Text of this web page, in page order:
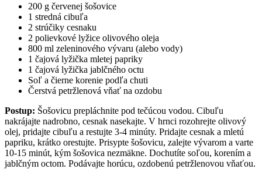
200 g červenej šošovice
1 stredná cibuľa
2 strúčiky cesnaku
2 polievkové lyžice olivového oleja
800 ml zeleninového vývaru (alebo vody)
1 čajová lyžička mletej papriky
1 čajová lyžička jablčného octu
Soľ a čierne korenie podľa chuti
Čerstvá petržlenová vňať na ozdobu
Postup: Šošovicu prepláchnite pod tečúcou vodou. Cibuľu
nakrájajte nadrobno, cesnak nasekajte. V hrnci rozohrejte olivový
olej, pridajte cibuľu a restujte 3-4 minúty. Pridajte cesnak a mletú
papriku, krátko orestujte. Prisypte šošovicu, zalejte vývarom a varte
10-15 minút, kým šošovica nezmäkne. Dochutíte soľou, korením a
jablčným octom. Podávajte horúcu, ozdobenú petržlenovou vňaťou.